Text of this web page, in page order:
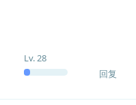
Lv.28
回复